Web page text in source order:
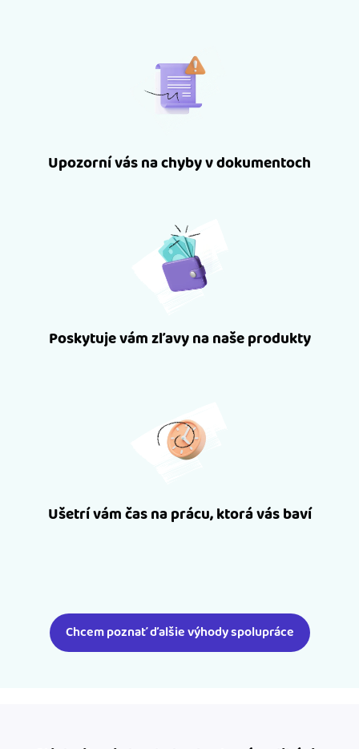
Upozorní vás na chyby v dokumentoch
Poskytuje vám zľavy na naše produkty
Ušetrí vám čas na prácu, ktorá vás baví
Chcem poznať ďalšie výhody spolupráce